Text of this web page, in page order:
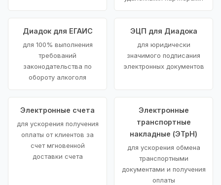
Диадок для ЕГАИС
для 100% выполнения
требований
законодательства по
обороту алкоголя
ЭЦП для Диадока
для юридически
значимого подписания
электронных документов
Электронные счета
для ускорения получения
оплаты от клиентов за
счет мгновенной
доставки счета
Электронные
транспортные
накладные (ЭТрН)
для ускорения обмена
транспортными
документами и получения
оплаты